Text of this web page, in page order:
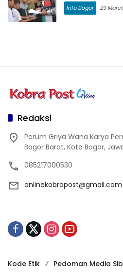
Info Bogor 29
Redaksi
Perum Griya Wana Karya
Bogor Barat, Kota Bogor,
085217000530
onlinekobrapost@gmail.com
Kode Etik Pedoman Media